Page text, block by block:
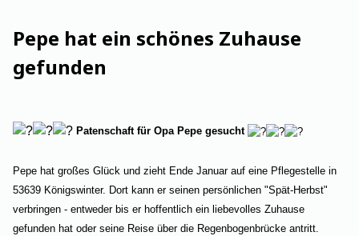
Pepe hat ein schönes Zuhause
gefunden
Patenschaft für Opa Pepe gesucht
Pepe hat großes Glück und zieht Ende Januar auf eine Pflegestelle in
53639 Königswinter. Dort kann er seinen persönlichen "Spät-Herbst"
verbringen - entweder bis er hoffentlich ein liebevolles Zuhause
gefunden hat oder seine Reise über die Regenbogenbrücke antritt.